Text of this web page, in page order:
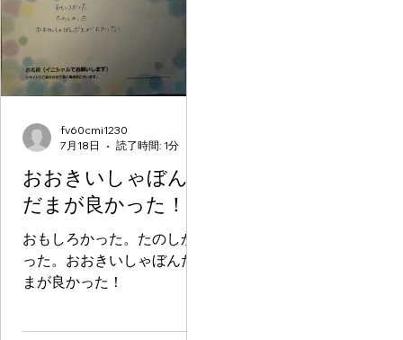
なりましたが、楽しい現場
でした。
おおきいしゃぼん
だまが良かった！
おもしろかった。たのしか
った。おおきいしゃぼんだ
まが良かった！
fv60cmi1230
7月18日
読了時間: 1分